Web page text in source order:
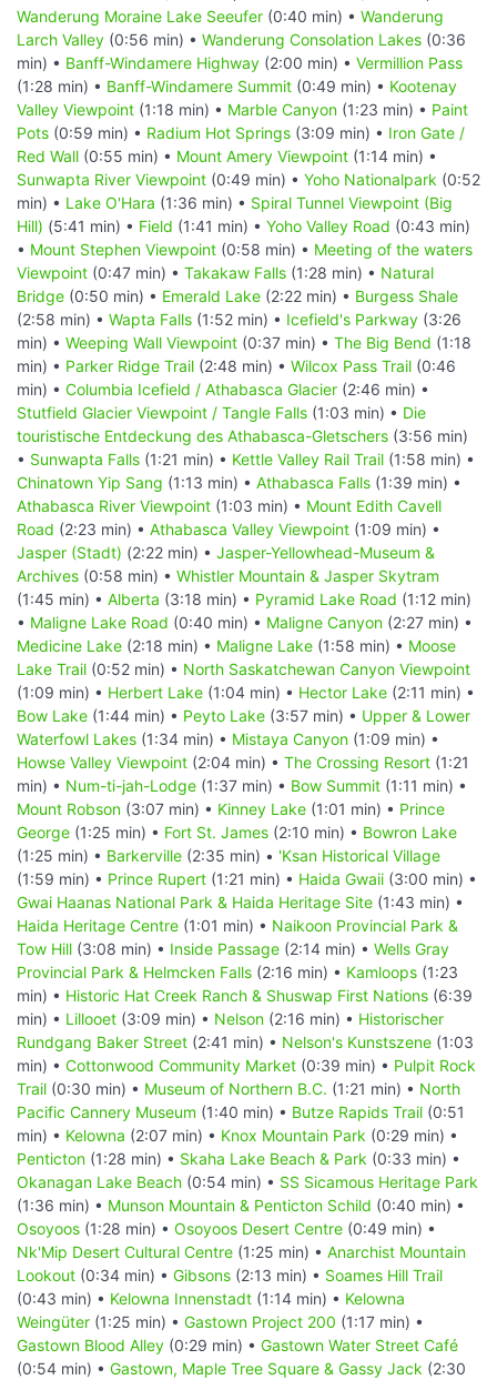
Wanderung Moraine Lake Seeufer (0:40 min) • Wanderung
Larch Valley (0:56 min) • Wanderung Consolation Lakes (0:36
min) • Banff-Windamere Highway (2:00 min) • Vermillion Pass
(1:28 min) • Banff-Windamere Summit (0:49 min) • Kootenay
Valley Viewpoint (1:18 min) • Marble Canyon (1:23 min) • Paint
Pots (0:59 min) • Radium Hot Springs (3:09 min) • Iron Gate /
Red Wall (0:55 min) • Mount Amery Viewpoint (1:14 min) •
Sunwapta River Viewpoint (0:49 min) • Yoho Nationalpark (0:52
min) • Lake O'Hara (1:36 min) • Spiral Tunnel Viewpoint (Big
Hill) (5:41 min) • Field (1:41 min) • Yoho Valley Road (0:43 min)
• Mount Stephen Viewpoint (0:58 min) • Meeting of the waters
Viewpoint (0:47 min) • Takakaw Falls (1:28 min) • Natural
Bridge (0:50 min) • Emerald Lake (2:22 min) • Burgess Shale
(2:58 min) • Wapta Falls (1:52 min) • Icefield's Parkway (3:26
min) • Weeping Wall Viewpoint (0:37 min) • The Big Bend (1:18
min) • Parker Ridge Trail (2:48 min) • Wilcox Pass Trail (0:46
min) • Columbia Icefield / Athabasca Glacier (2:46 min) •
Stutfield Glacier Viewpoint / Tangle Falls (1:03 min) • Die
touristische Entdeckung des Athabasca-Gletschers (3:56 min)
• Sunwapta Falls (1:21 min) • Kettle Valley Rail Trail (1:58 min) •
Chinatown Yip Sang (1:13 min) • Athabasca Falls (1:39 min) •
Athabasca River Viewpoint (1:03 min) • Mount Edith Cavell
Road (2:23 min) • Athabasca Valley Viewpoint (1:09 min) •
Jasper (Stadt) (2:22 min) • Jasper-Yellowhead-Museum &
Archives (0:58 min) • Whistler Mountain & Jasper Skytram
(1:45 min) • Alberta (3:18 min) • Pyramid Lake Road (1:12 min)
• Maligne Lake Road (0:40 min) • Maligne Canyon (2:27 min) •
Medicine Lake (2:18 min) • Maligne Lake (1:58 min) • Moose
Lake Trail (0:52 min) • North Saskatchewan Canyon Viewpoint
(1:09 min) • Herbert Lake (1:04 min) • Hector Lake (2:11 min) •
Bow Lake (1:44 min) • Peyto Lake (3:57 min) • Upper & Lower
Waterfowl Lakes (1:34 min) • Mistaya Canyon (1:09 min) •
Howse Valley Viewpoint (2:04 min) • The Crossing Resort (1:21
min) • Num-ti-jah-Lodge (1:37 min) • Bow Summit (1:11 min) •
Mount Robson (3:07 min) • Kinney Lake (1:01 min) • Prince
George (1:25 min) • Fort St. James (2:10 min) • Bowron Lake
(1:25 min) • Barkerville (2:35 min) • 'Ksan Historical Village
(1:59 min) • Prince Rupert (1:21 min) • Haida Gwaii (3:00 min) •
Gwai Haanas National Park & Haida Heritage Site (1:43 min) •
Haida Heritage Centre (1:01 min) • Naikoon Provincial Park &
Tow Hill (3:08 min) • Inside Passage (2:14 min) • Wells Gray
Provincial Park & Helmcken Falls (2:16 min) • Kamloops (1:23
min) • Historic Hat Creek Ranch & Shuswap First Nations (6:39
min) • Lillooet (3:09 min) • Nelson (2:16 min) • Historischer
Rundgang Baker Street (2:41 min) • Nelson's Kunstszene (1:03
min) • Cottonwood Community Market (0:39 min) • Pulpit Rock
Trail (0:30 min) • Museum of Northern B.C. (1:21 min) • North
Pacific Cannery Museum (1:40 min) • Butze Rapids Trail (0:51
min) • Kelowna (2:07 min) • Knox Mountain Park (0:29 min) •
Penticton (1:28 min) • Skaha Lake Beach & Park (0:33 min) •
Okanagan Lake Beach (0:54 min) • SS Sicamous Heritage Park
(1:36 min) • Munson Mountain & Penticton Schild (0:40 min) •
Osoyoos (1:28 min) • Osoyoos Desert Centre (0:49 min) •
Nk'Mip Desert Cultural Centre (1:25 min) • Anarchist Mountain
Lookout (0:34 min) • Gibsons (2:13 min) • Soames Hill Trail
(0:43 min) • Kelowna Innenstadt (1:14 min) • Kelowna
Weingüter (1:25 min) • Gastown Project 200 (1:17 min) •
Gastown Blood Alley (0:29 min) • Gastown Water Street Café
(0:54 min) • Gastown, Maple Tree Square & Gassy Jack (2:30